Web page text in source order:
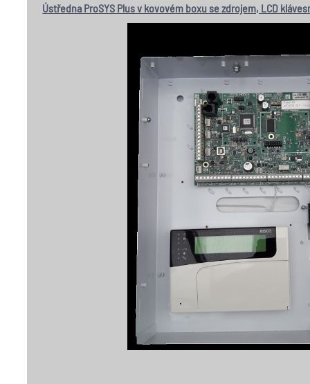
Ústředna ProSYS Plus v kovovém boxu se zdrojem, LCD